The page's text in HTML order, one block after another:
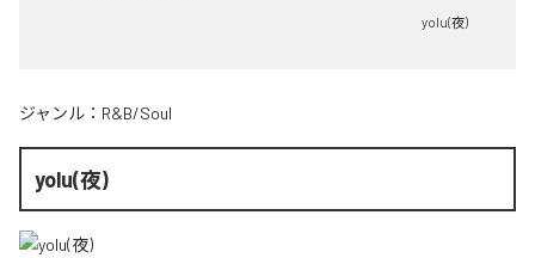
yolu(夜)
ジャンル： R&B/Soul
yolu(夜)